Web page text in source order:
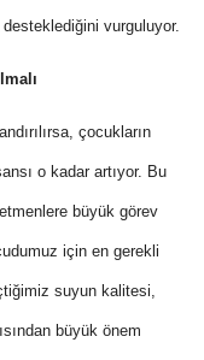
desteklediğini vurguluyor.
çocukların
o kadar artıyor. Bu
büyük görev
için en gerekli
suyun kalitesi,
büyük önem